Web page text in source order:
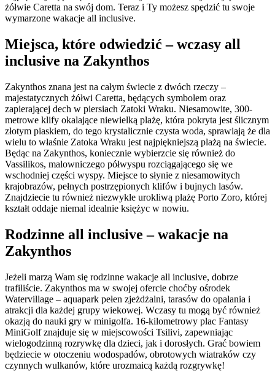
żółwie Caretta na swój dom. Teraz i Ty możesz spędzić tu swoje
wymarzone wakacje all inclusive.
Miejsca, które odwiedzić – wczasy all
inclusive na Zakynthos
Zakynthos znana jest na całym świecie z dwóch rzeczy –
majestatycznych żółwi Caretta, będących symbolem oraz
zapierającej dech w piersiach Zatoki Wraku. Niesamowite, 300-
metrowe klify okalające niewielką plażę, która pokryta jest ślicznym
złotym piaskiem, do tego krystalicznie czysta woda, sprawiają że dla
wielu to właśnie Zatoka Wraku jest najpiękniejszą plażą na świecie.
Będąc na Zakynthos, koniecznie wybierzcie się również do
Vassilikos, malowniczego półwyspu rozciągającego się we
wschodniej części wyspy. Miejsce to słynie z niesamowitych
krajobrazów, pełnych postrzępionych klifów i bujnych lasów.
Znajdziecie tu również niezwykle urokliwą plażę Porto Zoro, której
kształt oddaje niemal idealnie księżyc w nowiu.
Rodzinne all inclusive – wakacje na
Zakynthos
Jeżeli marzą Wam się rodzinne wakacje all inclusive, dobrze
trafiliście. Zakynthos ma w swojej ofercie choćby ośrodek
Watervillage – aquapark pełen zjeżdżalni, tarasów do opalania i
atrakcji dla każdej grupy wiekowej. Wczasy tu mogą być również
okazją do nauki gry w minigolfa. 16-kilometrowy plac Fantasy
MiniGolf znajduje się w miejscowości Tsilivi, zapewniając
wielogodzinną rozrywkę dla dzieci, jak i dorosłych. Grać bowiem
będziecie w otoczeniu wodospadów, obrotowych wiatraków czy
czynnych wulkanów, które urozmaicą każdą rozgrywkę!